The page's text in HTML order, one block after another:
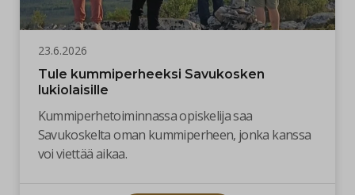
23.6.2026
Tule kummiperheeksi Savukosken
lukiolaisille
Kummiperhetoiminnassa opiskelija saa
Savukoskelta oman kummiperheen, jonka kanssa
voi viettää aikaa.